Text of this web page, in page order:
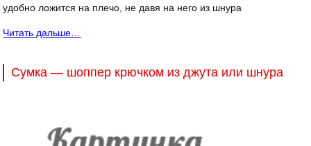
удобно ложится на плечо, не давя на него из шнура
Читать дальше…
Сумка — шоппер крючком из джута или шнура